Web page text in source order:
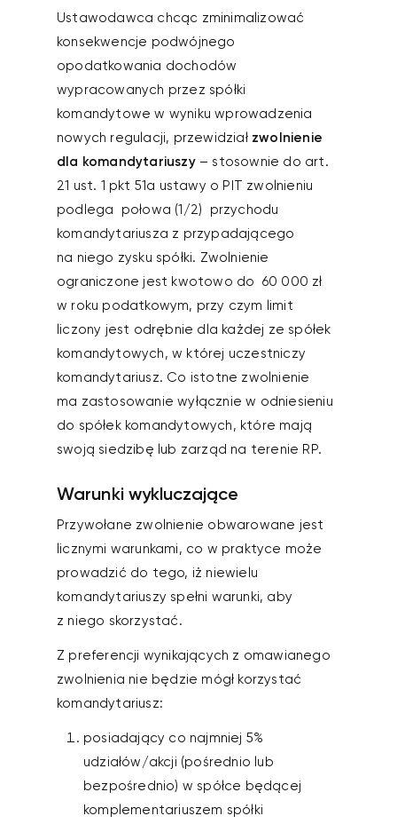
Ustawodawca chcąc zminimalizować
konsekwencje podwójnego
opodatkowania dochodów
wypracowanych przez spółki
komandytowe w wyniku wprowadzenia
nowych regulacji, przewidział zwolnienie
dla komandytariuszy– stosownie do art.
21 ust. 1 pkt 51a ustawy o PIT zwolnieniu
podlega połowa (1/2) przychodu
komandytariusza z przypadającego
na niego zysku spółki. Zwolnienie
ograniczone jest kwotowo do 60 000 zł
w roku podatkowym, przy czym limit
liczony jest odrębnie dla każdej ze spółek
komandytowych, w której uczestniczy
komandytariusz. Co istotne zwolnienie
ma zastosowanie wyłącznie w odniesieniu
do spółek komandytowych, które mają
swoją siedzibę lub zarząd na terenie RP.
Warunki wykluczające
Przywołane zwolnienie obwarowane jest
licznymi warunkami, co w praktyce może
prowadzić do tego, iż niewielu
komandytariuszy spełni warunki, aby
z niego skorzystać.
Z preferencji wynikających z omawianego
zwolnienia nie będzie mógł korzystać
komandytariusz:
posiadający co najmniej 5%
udziałów/akcji (pośrednio lub
bezpośrednio) w spółce będącej
komplementariuszem spółki